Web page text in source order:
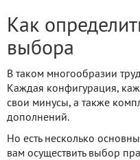
Как
выбора
В таком многообразии
Каждая конфигурация,
свои минусы, а также
дополнений.
Но есть несколько
вам осуществить выбор